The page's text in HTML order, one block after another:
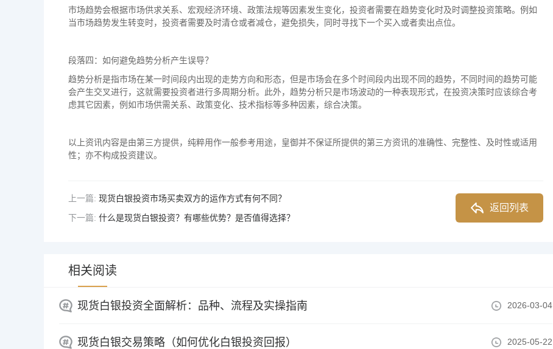
市场趋势会根据市场供求关系、宏观经济环境、政策法规等因素发生变化，投资者需要在趋势变化时及时调整投资策略。例如
当市场趋势发生转变时，投资者需要及时清仓或者减仓，避免损失，同时寻找下一个买入或者卖出点位。
段落四：如何避免趋势分析产生误导？
趋势分析是指市场在某一时间段内出现的走势方向和形态，但是市场会在多个时间段内出现不同的趋势，不同时间的趋势可能
会产生交叉进行，这就需要投资者进行多周期分析。此外，趋势分析只是市场波动的一种表现形式，在投资决策时应该综合考
虑其它因素，例如市场供需关系、政策变化、技术指标等多种因素，综合决策。
以上资讯内容是由第三方提供，纯粹用作一般参考用途，皇御并不保证所提供的第三方资讯的准确性、完整性、及时性或适用
性；亦不构成投资建议。
上一篇: 现货白银投资市场买卖双方的运作方式有何不同？
下一篇: 什么是现货白银投资？有哪些优势？是否值得选择？
返回列表
相关阅读
现货白银投资全面解析：品种、流程及实操指南 2026-03-04
现货白银交易策略（如何优化白银投资回报） 2025-05-22